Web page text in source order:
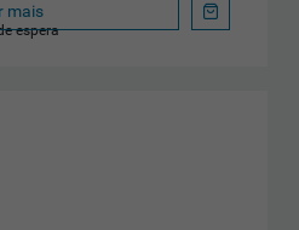
espera
mais